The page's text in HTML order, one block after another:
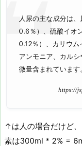
人尿の主な成分は
0.6％）、硫酸イオ
0.12％）、カリウム
アンモニア、カル
微量含まれています
https://
↑は人の場合だけど
素は300ml * 2% =